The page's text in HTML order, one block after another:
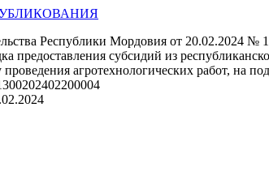
Республики Мордовия от 20.02.2024 №
предоставления субсидий из
агротехнологических работ, на